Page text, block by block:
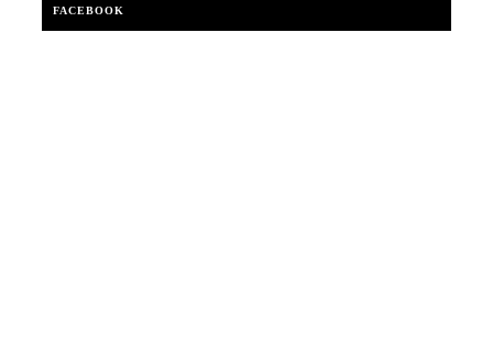
FACEBOOK